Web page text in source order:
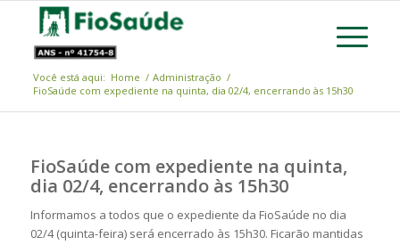
Você está aqui: Home / Administração /
FioSaúde com expediente na quinta, dia 02/4, encerrando às 15h30
FioSaúde com expediente na quinta,
dia 02/4, encerrando às 15h30
Informamos a todos que o expediente da FioSaúde no dia
02/4 (quinta-feira) será encerrado às 15h30. Ficarão mantidas